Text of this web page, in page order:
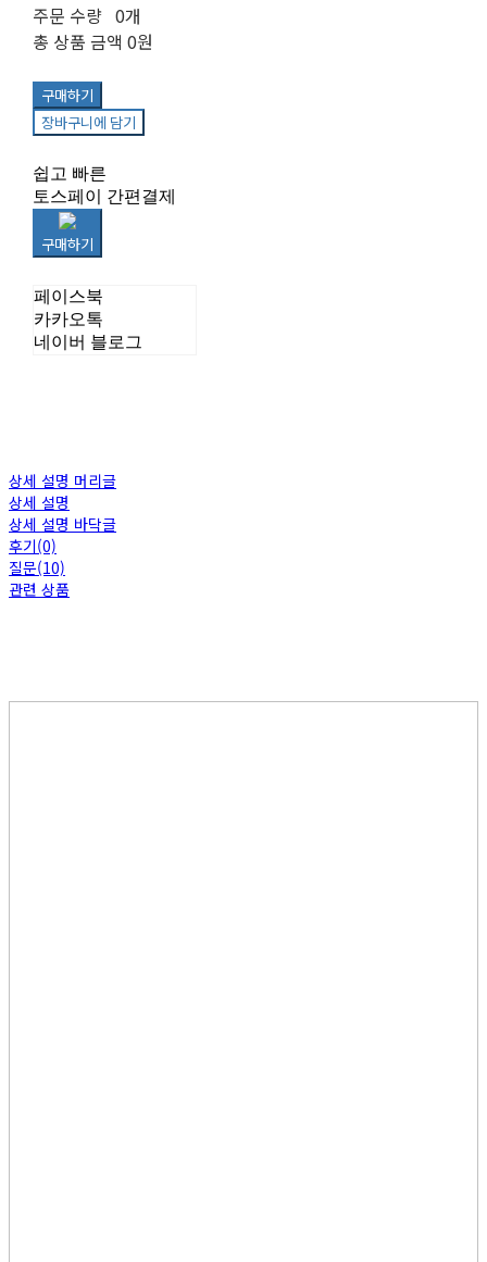
주문 수량 0개
총 상품 금액 0원
구매하기
장바구니에 담기
쉽고 빠른
토스페이 간편결제
구매하기
페이스북
카카오톡
네이버 블로그
상세 설명 머리글
상세 설명
상세 설명 바닥글
후기(0)
질문(10)
관련 상품